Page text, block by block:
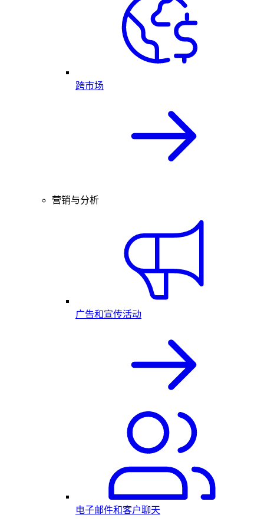
跨市场
营销与分析
广告和宣传活动
电子邮件和客户聊天